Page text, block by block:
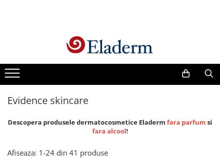
Vezi toate produsele
Creme cu protectie solara
Produse Antirid
Produse Hidratante
Antirozacee
Produse Antiacnee
Evidence skincare
Descopera produsele dermatocosmetice Eladerm fara parfum si
fara alcool!
Afiseaza: 1-24 din 41 produse